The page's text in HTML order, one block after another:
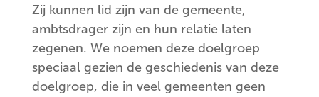
Zij kunnen lid zijn van de gemeente,
ambtsdrager zijn en hun relatie laten
zegenen. We noemen deze doelgroep
speciaal gezien de geschiedenis van deze
doelgroep, die in veel gemeenten geen